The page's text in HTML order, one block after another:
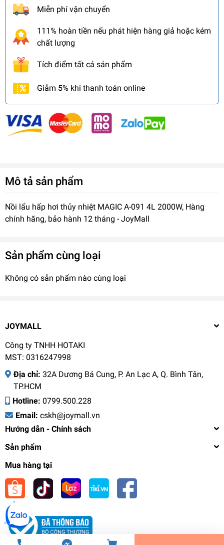
Miễn phí vận chuyển
111% hoàn tiền nếu phát hiện hàng giả hoặc kém
chất lượng
Tích điểm tất cả sản phẩm
Giảm 5% khi thanh toán online
Mô tả sản phẩm
Nồi lẩu hấp hơi thủy nhiệt MAGIC A-091 4L 2000W, Hàng
chính hãng, bảo hành 12 tháng - JoyMall
Sản phẩm cùng loại
Không có sản phẩm nào cùng loại
JOYMALL
Công ty TNHH HOTAKI
MST: 0316247998
Địa chỉ: 32A Dương Bá Cung, P. An Lạc A, Q. Bình Tân,
TP.HCM
Hotline: 0799.500.228
Email: cskh@joymall.vn
Hướng dẫn - Chính sách
Sản phẩm
Mua hàng tại
2000W, Hàng chính hãng, bảo hành 12 tháng -
JoyMall
1.590.000₫
Tiến Hành Thanh Toán